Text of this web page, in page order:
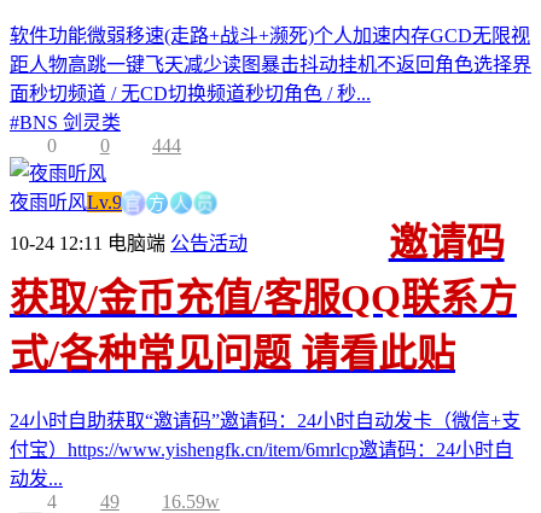
软件功能微弱移速(走路+战斗+濒死)个人加速内存GCD无限视
距人物高跳一键飞天减少读图暴击抖动挂机不返回角色选择界
面秒切频道 / 无CD切换频道秒切角色 / 秒...
#BNS 剑灵类
0
0 444
夜雨听风Lv.9官方人员
10-24 12:11 电脑端 公告活动
邀请码
获取/金币充值/客服QQ联系方
式/各种常见问题 请看此贴
24小时自助获取“邀请码”邀请码：24小时自动发卡（微信+支
付宝）https://www.yishengfk.cn/item/6mrlcp邀请码：24小时自
动发...
4
49 16.59w